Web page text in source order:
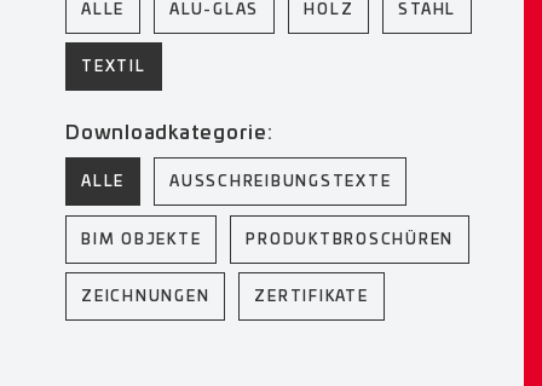
ALLE ALU-GLAS HOLZ STAHL
TEXTIL
Downloadkategorie:
ALLE AUSSCHREIBUNGSTEXTE
BIM OBJEKTE PRODUKTBROSCHÜREN
ZEICHNUNGEN ZERTIFIKATE